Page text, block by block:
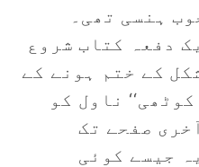
ہنسی تھی۔
دفعہ کتاب شروع
کے ختم ہونے کے
ناول کو
صفحے تک
جیسے کوئی